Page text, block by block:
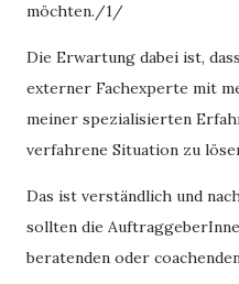
möchten./1/
Die Erwartung dabei ist,
externer Fachexperte mit
meiner spezialisierten
verfahrene Situation zu
Das ist verständlich und
sollten die
beratenden oder